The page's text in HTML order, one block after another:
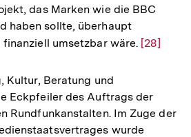
das Marken wie die BBC
haben sollte, überhaupt
umsetzbar wäre. Zur
Fußnote
[28]
Kultur, Beratung und
Eckpfeiler des Auftrags der
Rundfunkanstalten. Im Zuge der
wurde